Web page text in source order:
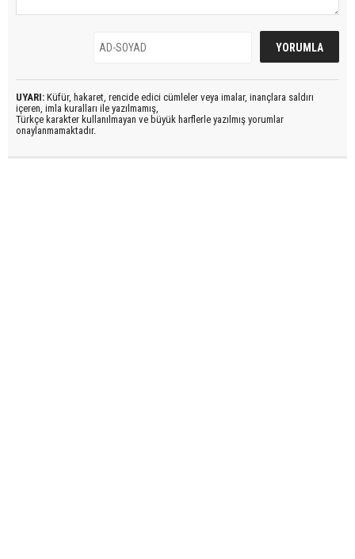
UYARI: Küfür, hakaret, rencide edici cümleler veya imalar, inançlara saldırı
içeren, imla kuralları ile yazılmamış,
Türkçe karakter kullanılmayan ve büyük harflerle yazılmış yorumlar
onaylanmamaktadır.